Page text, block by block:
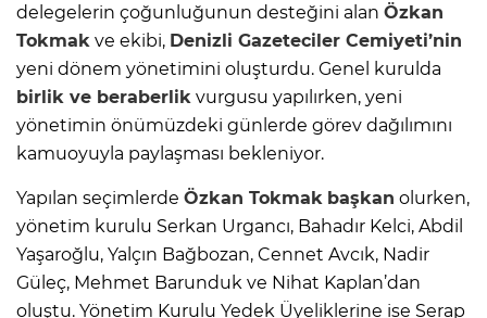
delegelerin çoğunluğunun desteğini alan Özkan
Tokmak ve ekibi, Denizli Gazeteciler Cemiyeti’nin
yeni dönem yönetimini oluşturdu. Genel kurulda
birlik ve beraberlik vurgusu yapılırken, yeni
yönetimin önümüzdeki günlerde görev dağılımını
kamuoyuyla paylaşması bekleniyor.
Yapılan seçimlerde Özkan Tokmak başkan olurken,
yönetim kurulu Serkan Urgancı, Bahadır Kelci, Abdil
Yaşaroğlu, Yalçın Bağbozan, Cennet Avcık, Nadir
Güleç, Mehmet Barunduk ve Nihat Kaplan’dan
oluştu. Yönetim Kurulu Yedek Üyeliklerine ise Serap